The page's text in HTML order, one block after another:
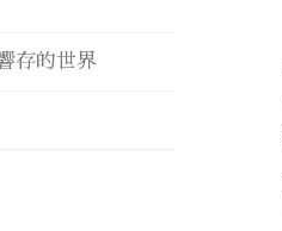
存的世界